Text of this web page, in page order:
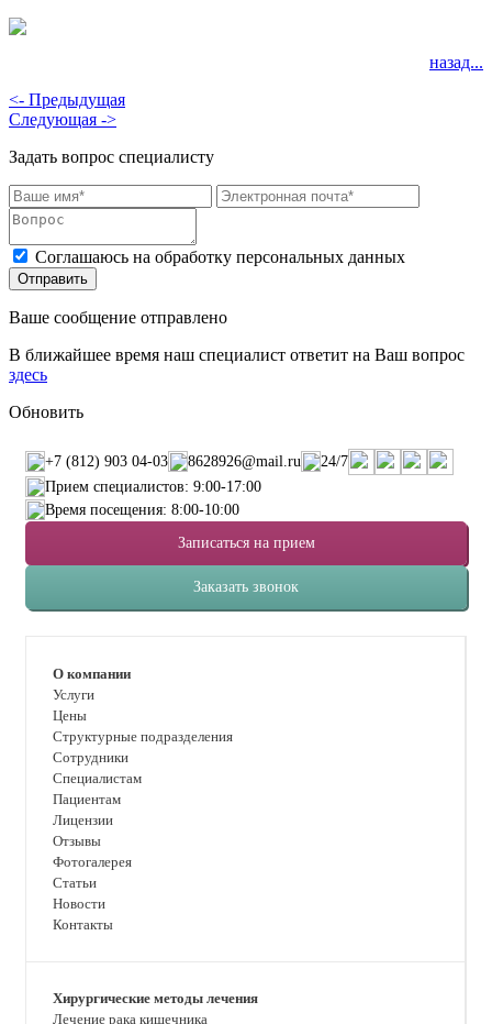
назад...
<- Предыдущая
Следующая ->
Задать вопрос специалисту
Соглашаюсь на обработку персональных данных
Ваше сообщение отправлено
В ближайшее время наш специалист ответит на Ваш вопрос
здесь
Обновить
+7 (812) 903 04-03 8628926@mail.ru
24/7
Прием специалистов: 9:00-17:00
Время посещения: 8:00-10:00
Записаться на прием
Заказать звонок
О компании
Услуги
Цены
Структурные подразделения
Сотрудники
Специалистам
Пациентам
Лицензии
Отзывы
Фотогалерея
Статьи
Новости
Контакты
Хирургические методы лечения
Лечение рака кишечника